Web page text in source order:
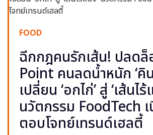
FOOD
ฉีกกฎคนรักเส้น! ปลด
Point คนลดน้ำหนัก ‘คิน
เปลี่ยน ‘อกไก่’ สู่ ‘เส้นไร้
นวัตกรรม FoodTech
ตอบโจทย์เทรนด์เฮลตี้